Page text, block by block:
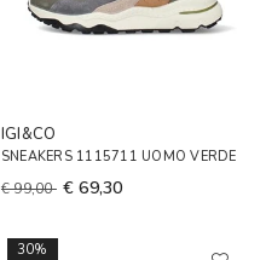
IGI&CO
SNEAKERS 1115711 UOMO VERDE
€ 99,00 € 69,30
30%